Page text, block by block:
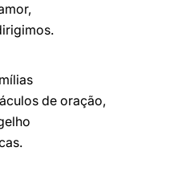
de oração,